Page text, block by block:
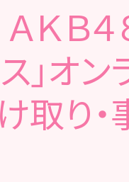
ＡＫＢ
ス」オ
け取り